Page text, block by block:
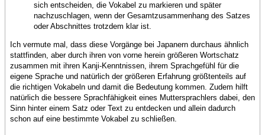
sich entscheiden, die Vokabel zu markieren und später
nachzuschlagen, wenn der Gesamtzusammenhang des Satzes
oder Abschnittes trotzdem klar ist.
Ich vermute mal, dass diese Vorgänge bei Japanern durchaus ähnlich
stattfinden, aber durch ihren von vorne herein größeren Wortschatz
zusammen mit ihren Kanji-Kenntnissen, ihrem Sprachgefühl für die
eigene Sprache und natürlich der größeren Erfahrung größtenteils auf
die richtigen Vokabeln und damit die Bedeutung kommen. Zudem hilft
natürlich die bessere Sprachfähigkeit eines Muttersprachlers dabei, den
Sinn hinter einem Satz oder Text zu entdecken und allein dadurch
schon auf eine bestimmte Vokabel zu schließen.